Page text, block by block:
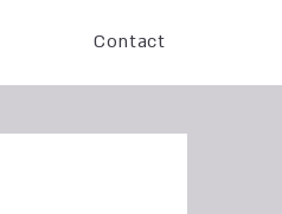
Contact